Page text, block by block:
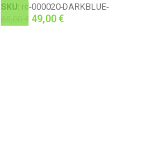
SKU: rd-000020-DARKBLUE-
€ 49,00€